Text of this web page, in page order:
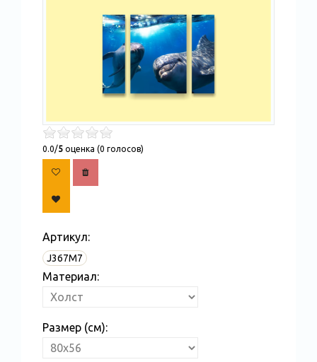
0.0/5 оценка (0 голосов)
Артикул:
J367M7
Материал:
Размер (см):